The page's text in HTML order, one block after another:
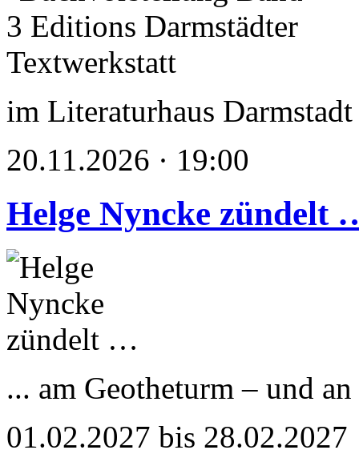
im Literaturhaus Darmstadt
20.11.2026 · 19:00
Helge Nyncke zündelt
... am Geotheturm – und
01.02.2027 bis 28.02.2027